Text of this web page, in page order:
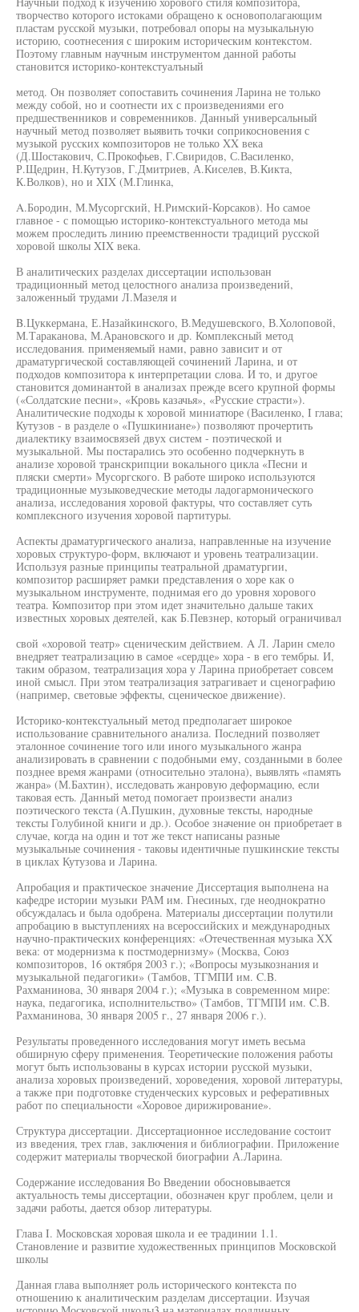
творчество которого истоками обращено к основополагающим
пластам русской музыки, потребовал опоры на музыкальную
историю, соотнесения с широким историческим контекстом.
Поэтому главным научным инструментом данной работы
становится историко-контекстуалъный
метод. Он позволяет сопоставить сочинения Ларина не только
между собой, но и соотнести их с произведениями его
предшественников и современников. Данный универсальный
научный метод позволяет выявить точки соприкосновения с
музыкой русских композиторов не только XX века
(Д.Шостакович, С.Прокофьев, Г.Свиридов, С.Василенко,
Р.Щедрин, Н.Кутузов, Г.Дмитриев, А.Киселев, В.Кикта,
К.Волков), но и XIX (М.Глинка,
A.Бородин, М.Мусоргский, Н.Римский-Корсаков). Но самое
главное - с помощью историко-контекстуального метода мы
можем проследить линию преемственности традиций русской
хоровой школы XIX века.
В аналитических разделах диссертации использован
традиционный метод целостного анализа произведений,
заложенный трудами Л.Мазеля и
B.Цуккермана, Е.Назайкинского, В.Медушевского, В.Холоповой,
М.Тараканова, М.Арановского и др. Комплексный метод
исследования. применяемый нами, равно зависит и от
драматургической составляющей сочинений Ларина, и от
подходов композитора к интерпретации слова. И то, и другое
становится доминантой в анализах прежде всего крупной формы
(«Солдатские песни», «Кровь казачья», «Русские страсти»).
Аналитические подходы к хоровой миниатюре (Василенко, I глава;
Кутузов - в разделе о «Пушкиниане») позволяют прочертить
диалектику взаимосвязей двух систем - поэтической и
музыкальной. Мы постарались это особенно подчеркнуть в
анализе хоровой транскрипции вокального цикла «Песни и
пляски смерти» Мусоргского. В работе широко используются
традиционные музыковедческие методы ладогармонического
анализа, исследования хоровой фактуры, что составляет суть
комплексного изучения хоровой партитуры.
Аспекты драматургического анализа, направленные на изучение
хоровых структуро-форм, включают и уровень театрализации.
Используя разные принципы театральной драматургии,
композитор расширяет рамки представления о хоре как о
музыкальном инструменте, поднимая его до уровня хорового
театра. Композитор при этом идет значительно дальше таких
известных хоровых деятелей, как Б.Певзнер, который ограничивал
свой «хоровой театр» сценическим действием. A Л. Ларин смело
внедряет театрализацию в самое «сердце» хора - в его тембры. И,
таким образом, театрализация хора у Ларина приобретает совсем
иной смысл. При этом театрализация затрагивает и сценографию
(например, световые эффекты, сценическое движение).
Историко-контекстуальный метод предполагает широкое
использование сравнительного анализа. Последний позволяет
эталонное сочинение того или иного музыкального жанра
анализировать в сравнении с подобными ему, созданными в более
позднее время жанрами (относительно эталона), выявлять «память
жанра» (М.Бахтин), исследовать жанровую деформацию, если
таковая есть. Данный метод помогает произвести анализ
поэтического текста (А.Пушкин, духовные тексты, народные
тексты Голубиной книги и др.). Особое значение он приобретает в
случае, когда на один и тот же текст написаны разные
музыкальные сочинения - таковы идентичные пушкинские тексты
в циклах Кутузова и Ларина.
Апробация и практическое значение Диссертация выполнена на
кафедре истории музыки РАМ им. Гнесиных, где неоднократно
обсуждалась и была одобрена. Материалы диссертации полутили
апробацию в выступлениях на всероссийских и международных
научно-практических конференциях: «Отечественная музыка XX
века: от модернизма к постмодернизму» (Москва, Союз
композиторов, 16 октября 2003 г.); «Вопросы музыкознания и
музыкальной педагогики» (Тамбов, ТГМПИ им. C.B.
Рахманинова, 30 января 2004 г.); «Музыка в современном мире:
наука, педагогика, исполнительство» (Тамбов, ТГМПИ им. C.B.
Рахманинова, 30 января 2005 г., 27 января 2006 г.).
Результаты проведенного исследования могут иметь весьма
обширную сферу применения. Теоретические положения работы
могут быть использованы в курсах истории русской музыки,
анализа хоровых произведений, хороведения, хоровой литературы,
а также при подготовке студенческих курсовых и реферативных
работ по специальности «Хоровое дирижирование».
Структура диссертации. Диссертационное исследование состоит
из введения, трех глав, заключения и библиографии. Приложение
содержит материалы творческой биографии А.Ларина.
Содержание исследования Во Введении обосновывается
актуальность темы диссертации, обозначен круг проблем, цели и
задачи работы, дается обзор литературы.
Глава I. Московская хоровая школа и ее традинии 1.1.
Становление и развитие художественных принципов Московской
школы
Данная глава выполняет роль исторического контекста по
отношению к аналитическим разделам диссертации. Изучая